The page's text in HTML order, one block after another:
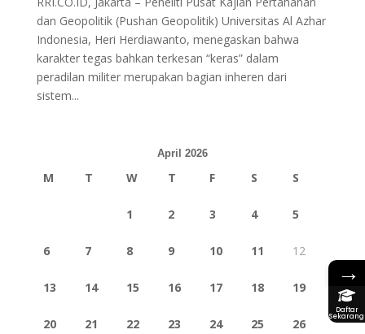
dan Geopolitik (Pushan Geopolitik) Universitas Al Azhar
Indonesia, Heri Herdiawanto, menegaskan bahwa
karakter tegas bahkan terkesan “keras” dalam
peradilan militer merupakan bagian inheren dari
sistem...
April 2026
M T W T F S S
1 2 3 4 5
6 7 8 9 10 11 12
13 14 15 16 17 18 19
20 21 22 23 24 25 26
→
Daftar
Sekarang